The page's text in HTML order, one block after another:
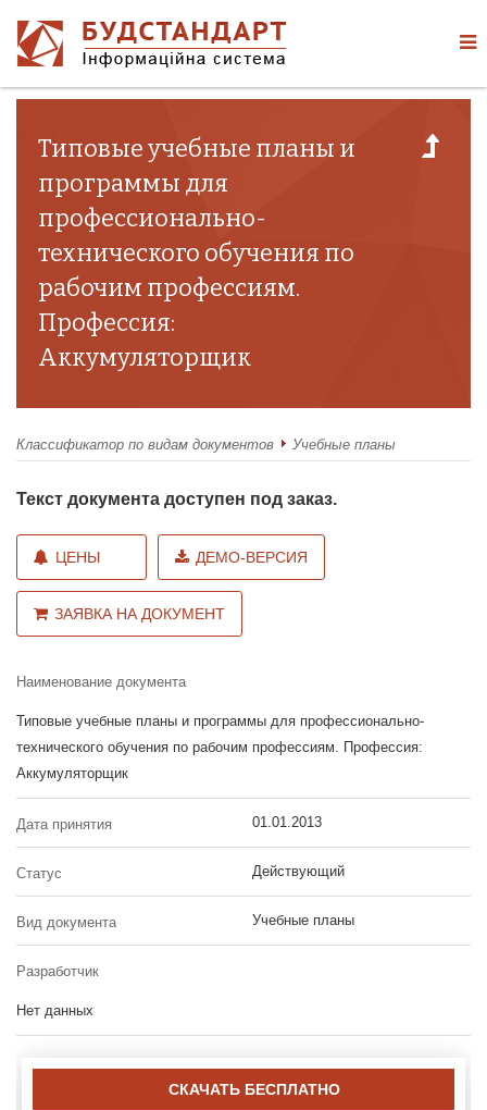
Типовые учебные планы и
программы для
профессионально-
технического обучения по
рабочим профессиям.
Профессия:
Аккумуляторщик
Классификатор по видам документов Учебные планы
Текст документа доступен под заказ.
ЦЕНЫ ДЕМО-ВЕРСИЯ
ЗАЯВКА НА ДОКУМЕНТ
Наименование документа
Типовые учебные планы и программы для профессионально-
технического обучения по рабочим профессиям. Профессия:
Аккумуляторщик
Дата принятия 01.01.2013
Статус Действующий
Вид документа Учебные планы
Разработчик
Нет данных
СКАЧАТЬ БЕСПЛАТНО